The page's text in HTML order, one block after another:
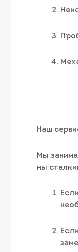
Наш
Мы
мы